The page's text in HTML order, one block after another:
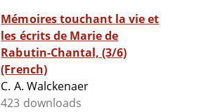
Mémoires touchant la vie et
les écrits de Marie de
Rabutin-Chantal, (3/6)
(French)
C. A. Walckenaer
423 downloads